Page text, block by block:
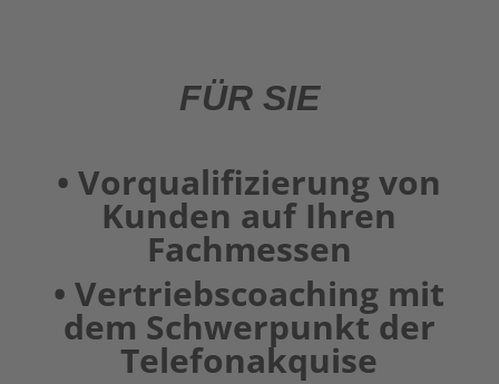
FÜR SIE
• Vorqualifizierung von
Kunden auf Ihren
Fachmessen
• Vertriebscoaching mit
dem Schwer­punkt der
Telefon­akquise